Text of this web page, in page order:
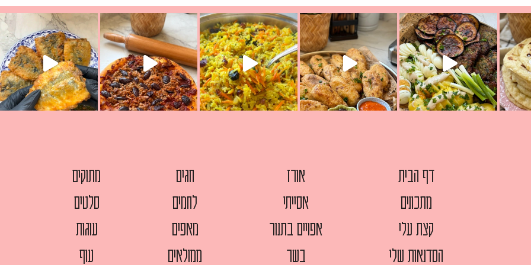
בפ
הימים, חשבתי מה לחדש לכם ונראה
אורז יצירתי לתשעת הימים ולכבוד שבת קודשלמתכון
פיצה של תשעת הימים ולמה היא נקראת ככה? ההסבר בסרטומז׳ווז׳ין או בתרגום לעברית, מחותניםמתכון ראש
דף הבית
מתכונים
קצת עלי
הסדנאות שלי
אורז
אסייתי
אפויים בתנור
בשר
חגים
לחמים
מאפים
ממולאים
מתוקים
סלטים
עוגות
עוף